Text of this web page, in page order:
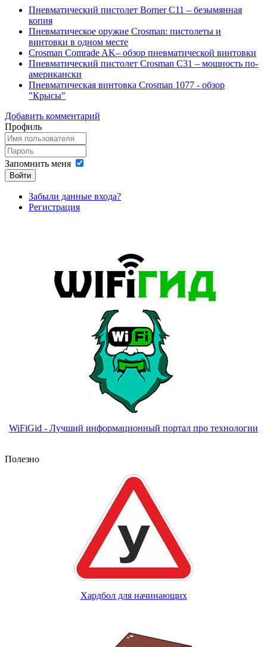
Пневматический пистолет Borner C11 – безымянная
копия
Пневматическое оружие Crosman: пистолеты и
винтовки в одном месте
Crosman Comrade AK– обзор пневматической винтовки
Пневматический пистолет Crosman C31 – мощность по-
американски
Пневматическая винтовка Crosman 1077 - обзор
"Крысы"
Добавить комментарий
Профиль
Запомнить меня
Войти
Забыли данные входа?
Регистрация
WiFiGid - Лучший информационный портал про технологии
Полезно
Хардбол для начинающих